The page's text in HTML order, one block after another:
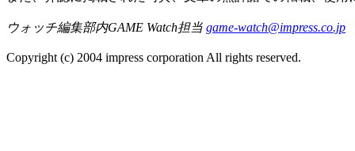
ウォッチ編集部内GAME Watch担当 game-watch@impress.co.jp
Copyright (c) 2004 impress corporation All rights reserved.